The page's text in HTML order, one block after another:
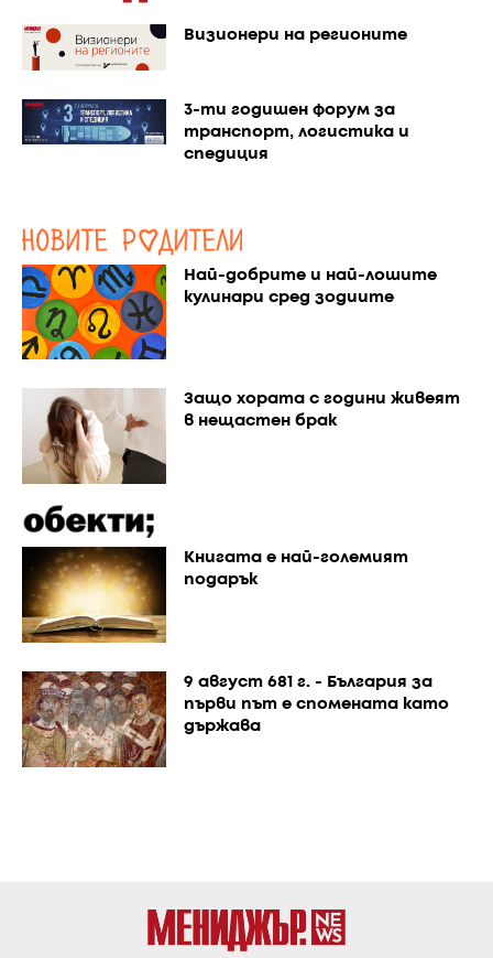
Визионери на регионите
3-ти годишен форум за
транспорт, логистика и
спедиция
Най-добрите и най-лошите
кулинари сред зодиите
Защо хората с години живеят
в нещастен брак
Книгата е най-големият
подарък
9 август 681 г. - България за
първи път е спомената като
държава